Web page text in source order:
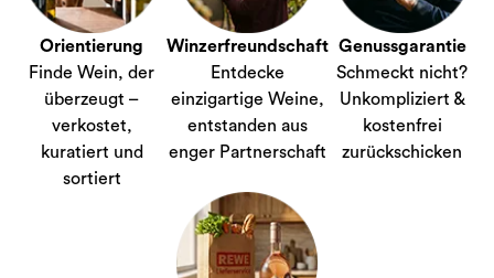
Orientierung
Finde Wein, der
überzeugt –
verkostet,
kuratiert und
sortiert
Winzerfreundschaft
Entdecke
einzigartige Weine,
entstanden aus
enger Partnerschaft
Genussgarantie
Schmeckt nicht?
Unkompliziert &
kostenfrei
zurückschicken